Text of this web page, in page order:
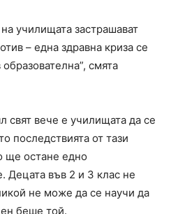
училищата застрашават
– една здравна криза се
смята
свят вече е училищата да се
последствията от тази
ще остане едно
Децата във 2 и 3 клас не
не може да се научи да
беше той.